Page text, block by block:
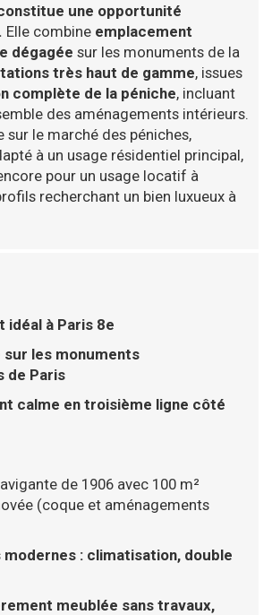
une opportunité
Elle combine emplacement
dégagée sur les monuments de la
très haut de gamme, issues
complète de la péniche, incluant
des aménagements intérieurs.
sur le marché des péniches,
à un usage résidentiel principal,
pour un usage locatif à
recherchant un bien luxueux à
idéal à Paris 8e
sur les monuments
de Paris
calme en troisième ligne côté
de 1906 avec 100 m²
(coque et aménagements
: climatisation, double
meublée sans travaux,